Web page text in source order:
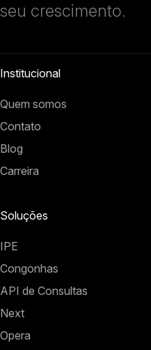
seu crescimento.
Institucional
Quem somos
Contato
Blog
Carreira
Soluções
IPE
Congonhas
API de Consultas
Next
Opera